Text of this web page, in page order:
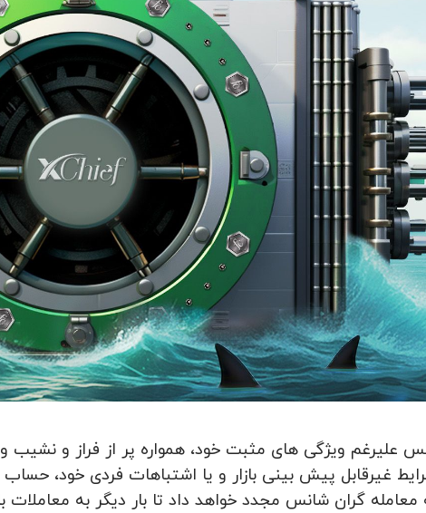
علیرغم ویژگی های مثبت خود، همواره پر از فراز و
غیرقابل پیش بینی بازار و یا اشتباهات فردی خود،
گران شانس مجدد خواهد داد تا بار دیگر به